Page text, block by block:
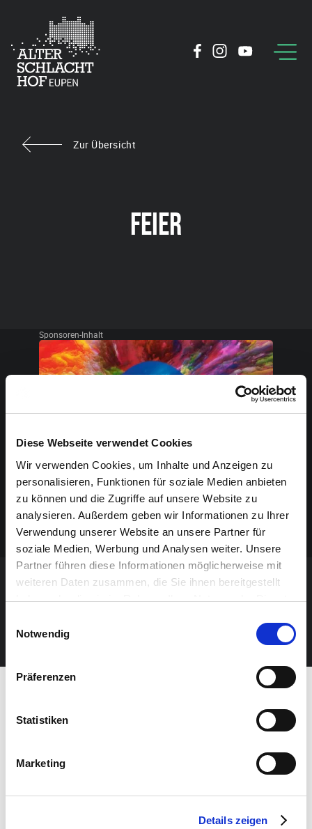
Diese Webseite verwendet Cookies
Wir verwenden Cookies, um Inhalte und Anzeigen zu
personalisieren, Funktionen für soziale Medien anbieten
zu können und die Zugriffe auf unsere Website zu
analysieren. Außerdem geben wir Informationen zu Ihrer
Verwendung unserer Website an unsere Partner für
soziale Medien, Werbung und Analysen weiter. Unsere
Partner führen diese Informationen möglicherweise mit
weiteren Daten zusammen, die Sie ihnen bereitgestellt
haben oder die sie im Rahmen Ihrer Nutzung der Dienste
Notwendig
Präferenzen
Statistiken
Marketing
Details zeigen
Zur Übersicht
FEIER
Sponsoren-Inhalt
VERANSTALTUNG VERPASST?
JETZT UNSEREN NEWSLETTER ABONNIEREN